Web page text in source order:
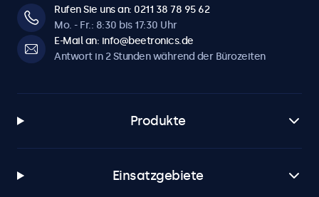
Rufen Sie uns an: 0211 38 78 95 62
Mo. - Fr.: 8:30 bis 17:30 Uhr
E-Mail an: info@beetronics.de
Antwort in 2 Stunden während der Bürozeiten
Produkte
Einsatzgebiete